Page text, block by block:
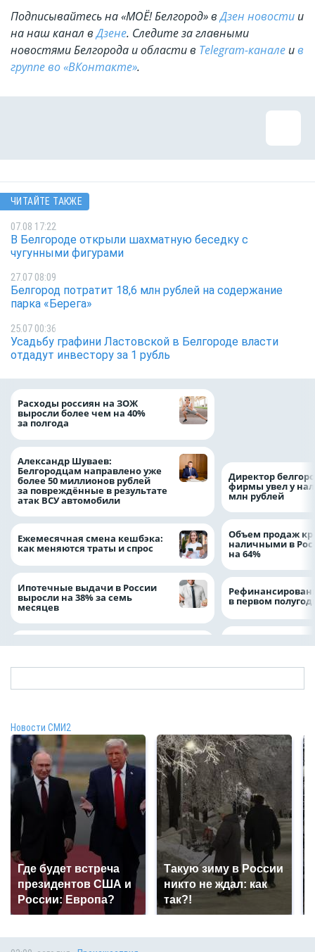
Подписывайтесь на «МОЁ! Белгород» вДзен новости и
на наш канал вДзене. Cледите за главными
новостями Белгорода и области в Telegram-канале ив
группе во «ВКонтакте».
ЧИТАЙТЕ ТАКЖЕ
07.08 17:22
В Белгороде открыли шахматную беседку с
чугунными фигурами
27.07 08:09
Белгород потратит 18,6 млн рублей на содержание
парка «Берега»
25.07 00:36
Усадьбу графини Ластовской в Белгороде власти
отдадут инвестору за 1 рубль
Расходы россиян на ЗОЖ
выросли более чем на 40%
за полгода
Александр Шуваев:
Белгородцам направлено уже
более 50 миллионов рублей
за повреждённые в результате
атак ВСУ автомобили
Ежемесячная смена кешбэка:
как меняются траты и спрос
Ипотечные выдачи в России
выросли на 38% за семь
месяцев
Директор
фирмы увел у
млн рублей
Объем продаж
наличными в
на 64%
в первом
Новости СМИ2
Где будет встреча
президентов США и
России: Европа?
Такую зиму в России
никто не ждал: как
так?!